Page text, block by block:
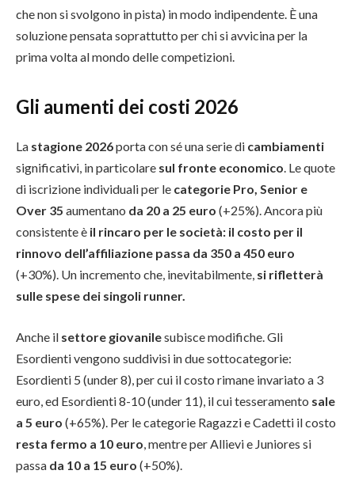
che non si svolgono in pista) in modo indipendente. È una
soluzione pensata soprattutto per chi si avvicina per la
prima volta al mondo delle competizioni.
Gli aumenti dei costi 2026
La stagione 2026porta con sé una serie di cambiamenti
significativi, in particolare sul fronte economico. Le quote
di iscrizione individuali per le categorie Pro, Senior e
Over 35 aumentano da 20 a 25 euro (+25%). Ancora più
consistente è il rincaro per le società: il costo per il
rinnovo dell’affiliazione passa da 350 a 450 euro
(+30%). Un incremento che, inevitabilmente, si rifletterà
sulle spese dei singoli runner.
Anche il settore giovanilesubisce modifiche. Gli
Esordienti vengono suddivisi in due sottocategorie:
Esordienti 5 (under 8), per cui il costo rimane invariato a 3
euro, ed Esordienti 8-10 (under 11), il cui tesseramento sale
a 5 euro (+65%). Per le categorie Ragazzi e Cadetti il costo
resta fermo a 10 euro , mentre per Allievi e Juniores si
passa da 10 a 15 euro (+50%).